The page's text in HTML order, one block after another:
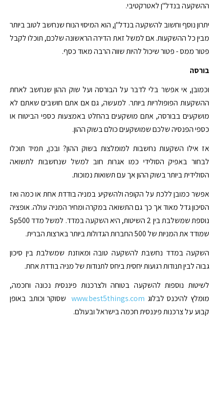
ההשקעה בנדל"ן לאטרקטיבי.
יתרון נוסף וחשוב להשקעה בנדל"ן, הוא המיסוי הנוח שנחשב לטוב ביותר
מבין כל ההשקעות. אם למשל זאת הדירה הראשונה שלכם, תוכלו לקבל
פטור ממס - פטור שיכול להיות שווה הרבה מאוד כסף.
בורסה
וכמובן, אי אפשר בלי לדבר על הבורסה ועל שוק ההון שנחשב לאחת
ההשקעות הפופולריות ביותר. למעשה, גם אם אתם חושבים שאתם לא
מושקעים בבורסה, אתם מושקעים בהחלט באמצעות כספי הביטוח או
כספי הפנסיה שלכם שמושקעים כולם בשוק ההון.
אז אילו השקעות נחשבות למומלצות בשוק ההון? ובכן, תמיד תוכלו
לבחור באפיק הסולידי כמו אגרות חוב למשל שנחשבות לתשואה
הסולידית ביותר בשוק ההון אך עם תשואות נמוכות.
אפשר כמובן ללכת על הקופה ולהשקיע במניה בודדת אחת או כמה ואז
הסיכון גדל מאוד אך כך גם התשואה במקרה ומחיר המניה עולה. אופציה
נוספת שמשלבת בין 2 השיטות, היא השקעה במדד. למשל מדד Sp500
שמודד את המניות של 500 החברות הגדולות ביותר בארצות הברית.
השקעה במדד נחשבת להשקעה טובה ומאוזנת שמשלבת בין סיכון
גבוה לבין תנודות רגועות יחסית ביחס לתנודות של מניה בודדת אחת.
לשיטות נוספות להשקעה בטוחה ולצרכנות פיננסית נכונה וחכמה,
מומלץ להיכנס לבלוג www.best5things.com שסוקר וכותב באופן
קבוע על צרכנות פיננסית חכמה בישראל ובעולם.